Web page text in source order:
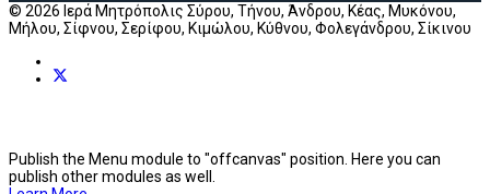
© 2026 Ιερά Μητρόπολις Σύρου, Τήνου, Άνδρου, Κέας, Μυκόνου,
Μήλου, Σίφνου, Σερίφου, Κιμώλου, Κύθνου, Φολεγάνδρου, Σίκινου
Publish the Menu module to "offcanvas" position. Here you can
publish other modules as well.